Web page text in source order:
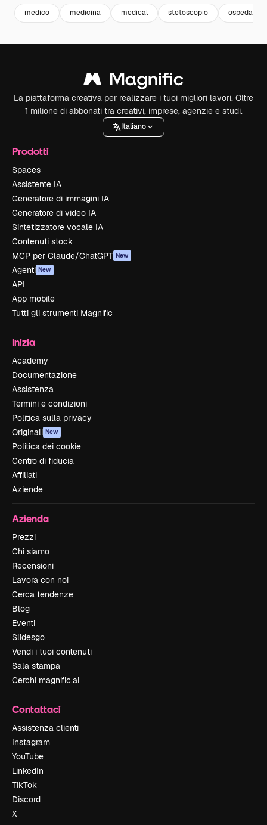
medico medicina medical stetoscopio ospedale
La piattaforma creativa per realizzare i tuoi migliori lavori. Oltre
1 milione di abbonati tra creativi, imprese, agenzie e studi.
Italiano
Prodotti
Spaces
Assistente IA
Generatore di immagini IA
Generatore di video IA
Sintetizzatore vocale IA
Contenuti stock
MCP per Claude/ChatGPT New
Agenti New
API
App mobile
Tutti gli strumenti Magnific
Inizia
Academy
Documentazione
Assistenza
Termini e condizioni
Politica sulla privacy
Originali New
Politica dei cookie
Centro di fiducia
Affiliati
Aziende
Azienda
Prezzi
Chi siamo
Recensioni
Lavora con noi
Cerca tendenze
Blog
Eventi
Slidesgo
Vendi i tuoi contenuti
Sala stampa
Cerchi magnific.ai
Contattaci
Assistenza clienti
Instagram
YouTube
LinkedIn
TikTok
Discord
X